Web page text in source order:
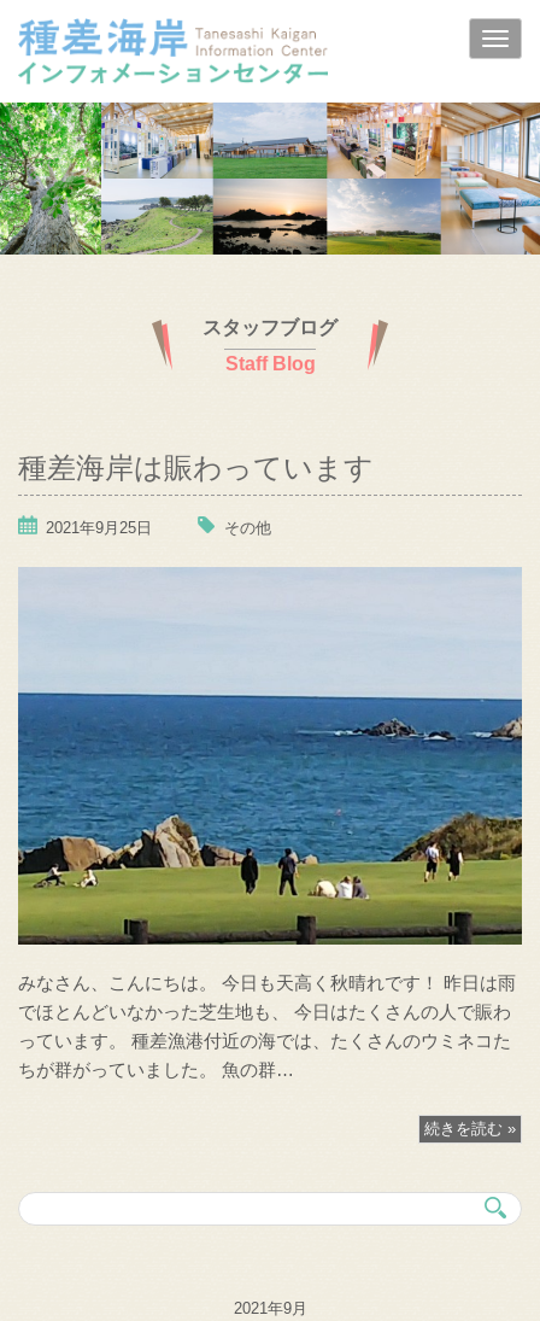
スタッフブログ
Staff Blog
種差海岸は賑わっています
2021年9月25日 その他
みなさん、こんにちは。 今日も天高く秋晴れです！ 昨日は雨
でほとんどいなかった芝生地も、 今日はたくさんの人で賑わ
っています。 種差漁港付近の海では、たくさんのウミネコた
ちが群がっていました。 魚の群…
続きを読む »
2021年9月